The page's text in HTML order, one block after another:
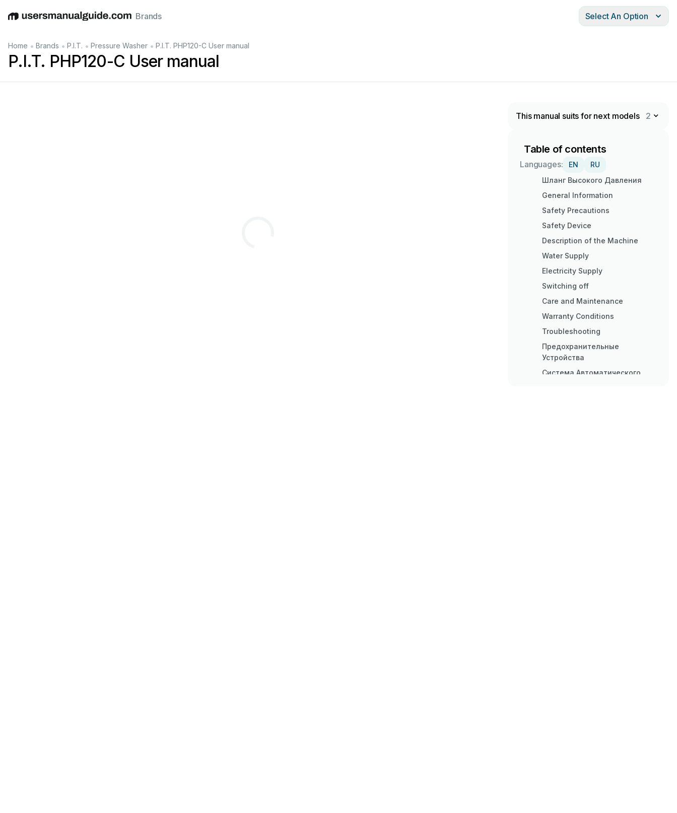
EnglishDeutschEspañolItalianoFrançais
Brands Select An Option
Home • Brands • P.I.T. • Pressure Washer • P.I.T. PHP120-C User manual
P.I.T. PHP120-C User manual
This manual suits for next models 2
Table of contents
Languages: EN
RU
Шланг Высокого Давления
General Information
Safety Precautions
Safety Device
Description of the Machine
Water Supply
Electricity Supply
Switching off
Care and Maintenance
Warranty Conditions
Troubleshooting
Предохранительные
Устройства
Система Автоматического